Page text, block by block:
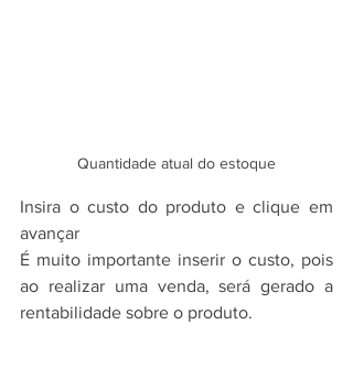
Quantidade atual do estoque
Insira o custo do produto e clique em
avançar
É muito importante inserir o custo, pois
ao realizar uma venda, será gerado a
rentabilidade sobre o produto.